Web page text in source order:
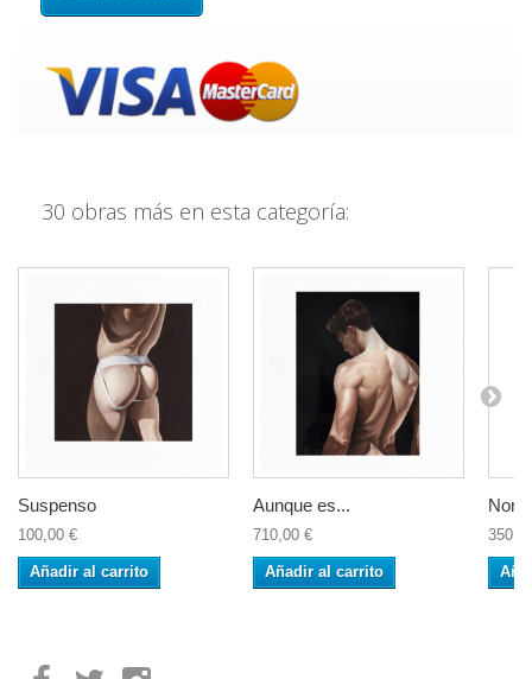
30 obras más en esta categoría:
Suspenso
100,00 €
Añadir al carrito
Aunque es...
710,00 €
Añadir al carrito